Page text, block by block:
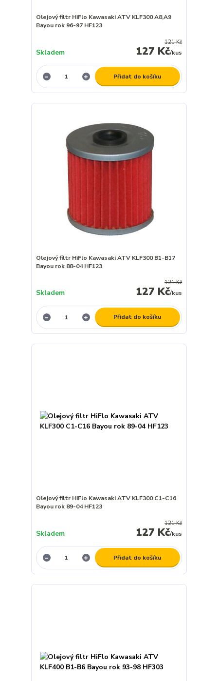
Olejový filtr HiFlo Kawasaki ATV KLF300 A8,A9
Bayou rok 96-97 HF123
121 Kč
127 Kč/kus
Skladem
Přidat do košíku
Olejový filtr HiFlo Kawasaki ATV KLF300 B1-B17
Bayou rok 88-04 HF123
121 Kč
127 Kč/kus
Skladem
Přidat do košíku
Olejový filtr HiFlo Kawasaki ATV KLF300 C1-C16
Bayou rok 89-04 HF123
121 Kč
127 Kč/kus
Skladem
Přidat do košíku